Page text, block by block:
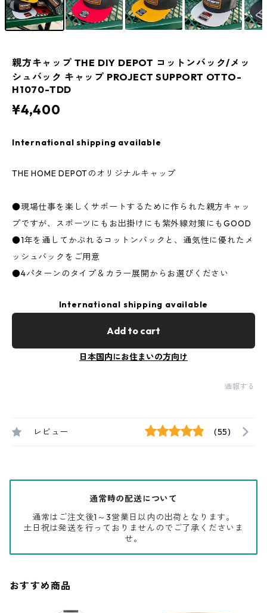
親方キャップ THE DIY DEPOT コットンバック/メッ
シュバック キャップ PROJECT SUPPORT OTTO-
H1070-TDD
¥4,400
International shipping available
THE HOME DEPOTのオリジナルキャップ
●現場仕事を楽しくサポートするために作られた親方キャッ
プですが、スポーツにもお出掛けにも紫外線対策にもGOOD
●1年を通してかぶれるコットンバックと、通気性に優れたメ
ッシュバックをご用意
●4パターンのタイプ＆カラー展開からお選びください
International shipping available
Add to cart
日本国内にお住まいの方向け
通報する
レビュー (55)
通常時の配送について
通常はご注文後1～3営業日以内の出荷となります。
土日祝は発送を行っておりませんのでご了承くださいま
せ。
おすすめ商品